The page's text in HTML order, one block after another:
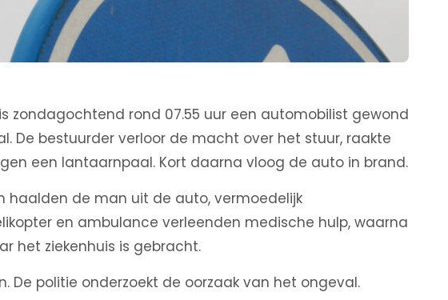
zondagochtend rond 07.55 uur een automobilist gewond
De bestuurder verloor de macht over het stuur, raakte
een lantaarnpaal. Kort daarna vloog de auto in brand.
haalden de man uit de auto, vermoedelijk
en ambulance verleenden medische hulp, waarna
het ziekenhuis is gebracht.
De politie onderzoekt de oorzaak van het ongeval.